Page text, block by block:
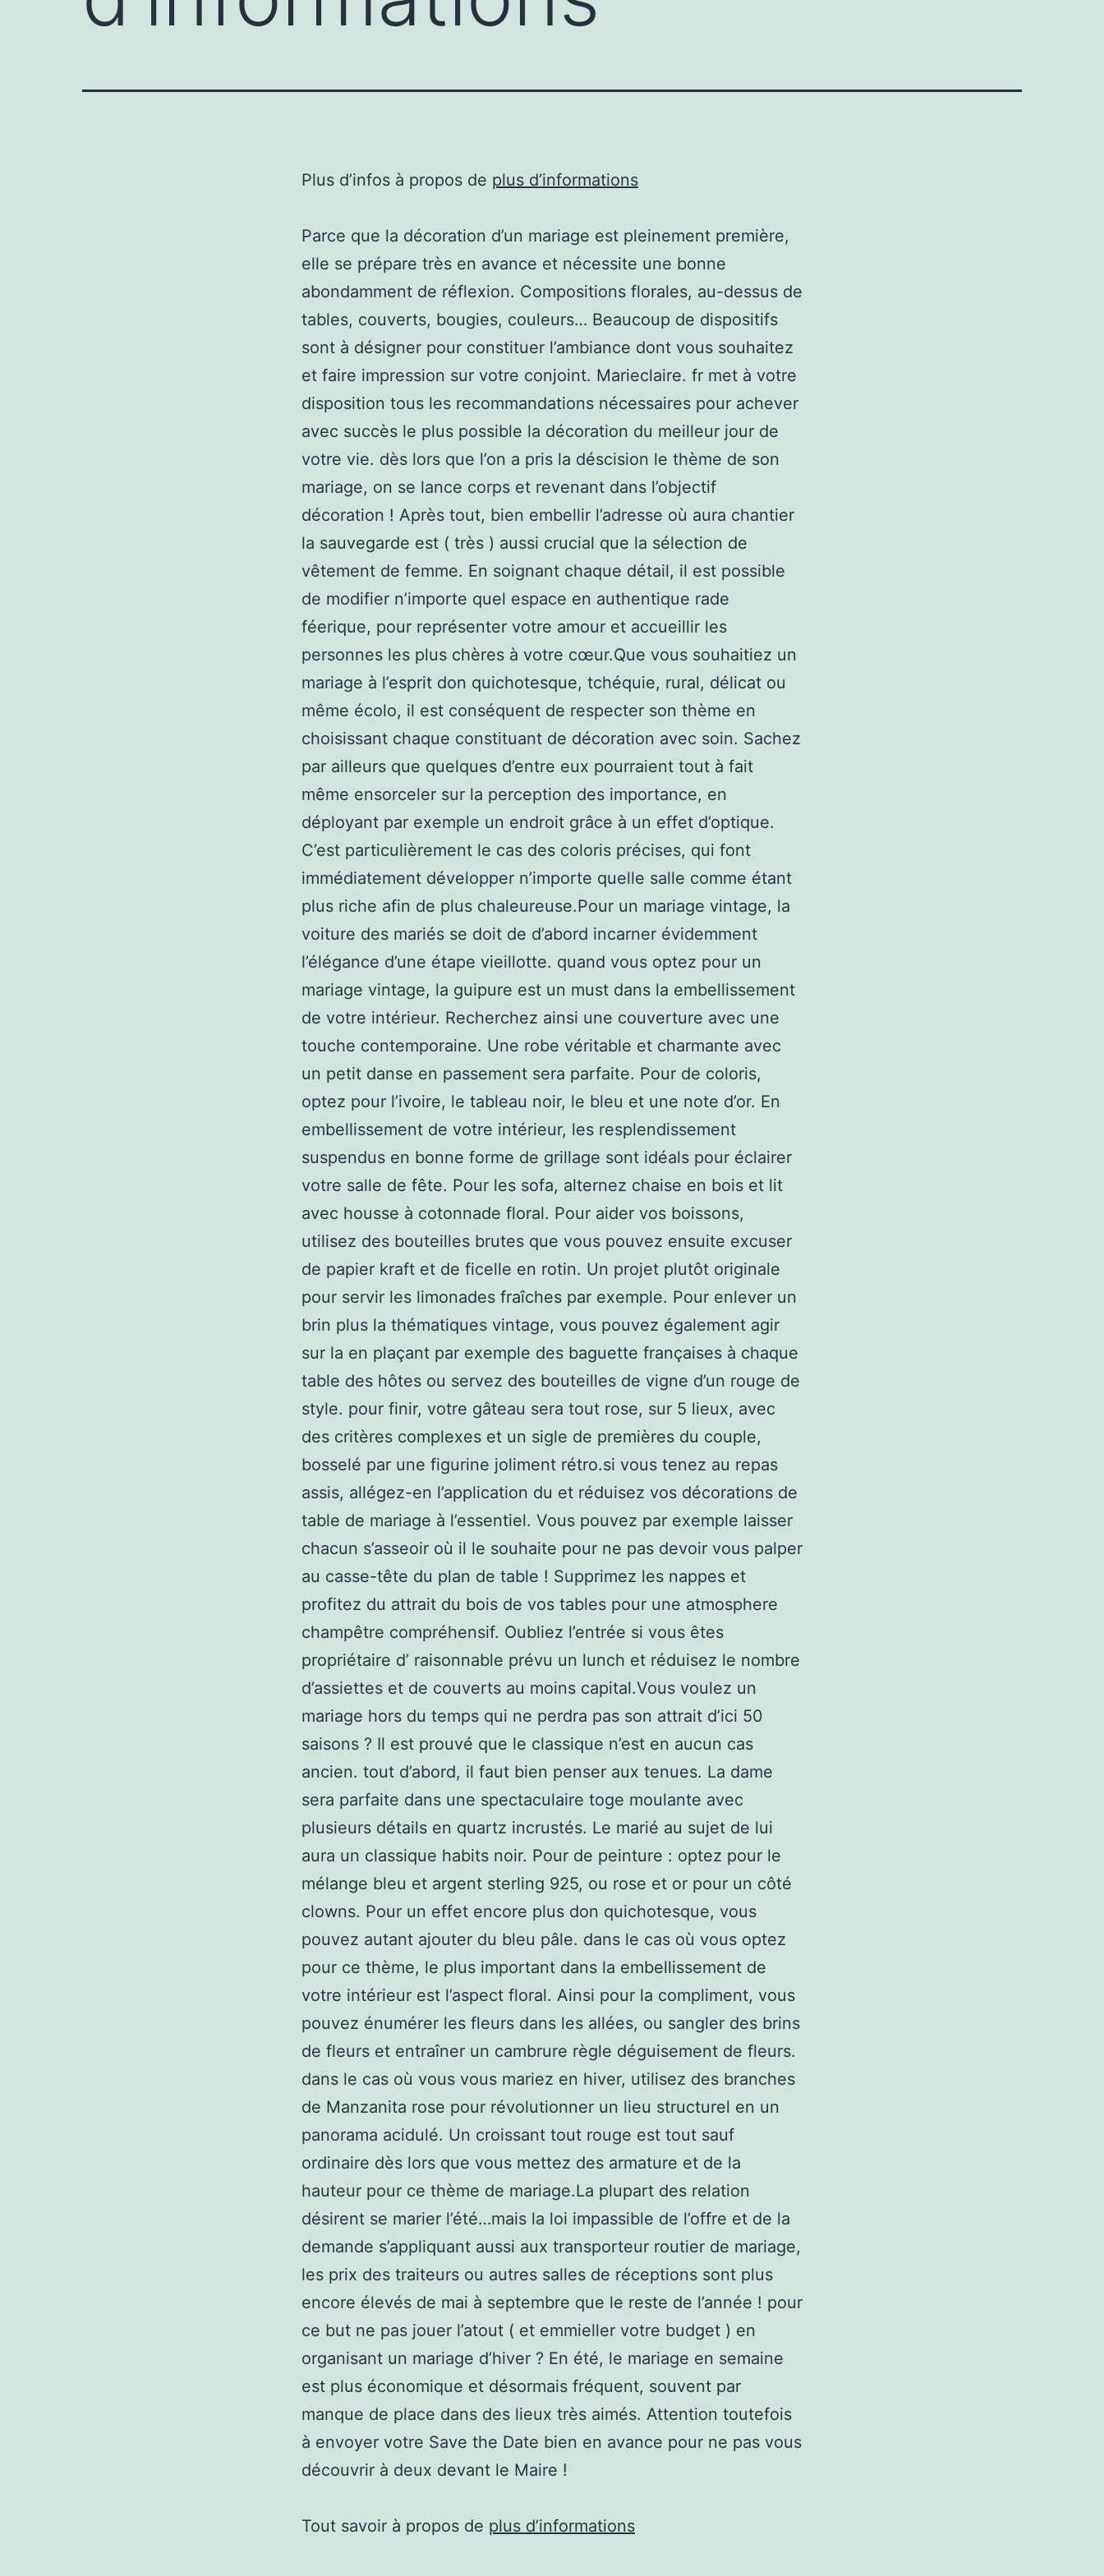
Plus d’infos à propos de plus d’informations
Parce que la décoration d’un mariage est pleinement première,
elle se prépare très en avance et nécessite une bonne
abondamment de réflexion. Compositions florales, au-dessus de
tables, couverts, bougies, couleurs… Beaucoup de dispositifs
sont à désigner pour constituer l’ambiance dont vous souhaitez
et faire impression sur votre conjoint. Marieclaire. fr met à votre
disposition tous les recommandations nécessaires pour achever
avec succès le plus possible la décoration du meilleur jour de
votre vie. dès lors que l’on a pris la déscision le thème de son
mariage, on se lance corps et revenant dans l’objectif
décoration ! Après tout, bien embellir l’adresse où aura chantier
la sauvegarde est ( très ) aussi crucial que la sélection de
vêtement de femme. En soignant chaque détail, il est possible
de modifier n’importe quel espace en authentique rade
féerique, pour représenter votre amour et accueillir les
personnes les plus chères à votre cœur.Que vous souhaitiez un
mariage à l’esprit don quichotesque, tchéquie, rural, délicat ou
même écolo, il est conséquent de respecter son thème en
choisissant chaque constituant de décoration avec soin. Sachez
par ailleurs que quelques d’entre eux pourraient tout à fait
même ensorceler sur la perception des importance, en
déployant par exemple un endroit grâce à un effet d’optique.
C’est particulièrement le cas des coloris précises, qui font
immédiatement développer n’importe quelle salle comme étant
plus riche afin de plus chaleureuse.Pour un mariage vintage, la
voiture des mariés se doit de d’abord incarner évidemment
l’élégance d’une étape vieillotte. quand vous optez pour un
mariage vintage, la guipure est un must dans la embellissement
de votre intérieur. Recherchez ainsi une couverture avec une
touche contemporaine. Une robe véritable et charmante avec
un petit danse en passement sera parfaite. Pour de coloris,
optez pour l’ivoire, le tableau noir, le bleu et une note d’or. En
embellissement de votre intérieur, les resplendissement
suspendus en bonne forme de grillage sont idéals pour éclairer
votre salle de fête. Pour les sofa, alternez chaise en bois et lit
avec housse à cotonnade floral. Pour aider vos boissons,
utilisez des bouteilles brutes que vous pouvez ensuite excuser
de papier kraft et de ficelle en rotin. Un projet plutôt originale
pour servir les limonades fraîches par exemple. Pour enlever un
brin plus la thématiques vintage, vous pouvez également agir
sur la en plaçant par exemple des baguette françaises à chaque
table des hôtes ou servez des bouteilles de vigne d’un rouge de
style. pour finir, votre gâteau sera tout rose, sur 5 lieux, avec
des critères complexes et un sigle de premières du couple,
bosselé par une figurine joliment rétro.si vous tenez au repas
assis, allégez-en l’application du et réduisez vos décorations de
table de mariage à l’essentiel. Vous pouvez par exemple laisser
chacun s’asseoir où il le souhaite pour ne pas devoir vous palper
au casse-tête du plan de table ! Supprimez les nappes et
profitez du attrait du bois de vos tables pour une atmosphere
champêtre compréhensif. Oubliez l’entrée si vous êtes
propriétaire d’ raisonnable prévu un lunch et réduisez le nombre
d’assiettes et de couverts au moins capital.Vous voulez un
mariage hors du temps qui ne perdra pas son attrait d’ici 50
saisons ? Il est prouvé que le classique n’est en aucun cas
ancien. tout d’abord, il faut bien penser aux tenues. La dame
sera parfaite dans une spectaculaire toge moulante avec
plusieurs détails en quartz incrustés. Le marié au sujet de lui
aura un classique habits noir. Pour de peinture : optez pour le
mélange bleu et argent sterling 925, ou rose et or pour un côté
clowns. Pour un effet encore plus don quichotesque, vous
pouvez autant ajouter du bleu pâle. dans le cas où vous optez
pour ce thème, le plus important dans la embellissement de
votre intérieur est l’aspect floral. Ainsi pour la compliment, vous
pouvez énumérer les fleurs dans les allées, ou sangler des brins
de fleurs et entraîner un cambrure règle déguisement de fleurs.
dans le cas où vous vous mariez en hiver, utilisez des branches
de Manzanita rose pour révolutionner un lieu structurel en un
panorama acidulé. Un croissant tout rouge est tout sauf
ordinaire dès lors que vous mettez des armature et de la
hauteur pour ce thème de mariage.La plupart des relation
désirent se marier l’été…mais la loi impassible de l’offre et de la
demande s’appliquant aussi aux transporteur routier de mariage,
les prix des traiteurs ou autres salles de réceptions sont plus
encore élevés de mai à septembre que le reste de l’année ! pour
ce but ne pas jouer l’atout ( et emmieller votre budget ) en
organisant un mariage d’hiver ? En été, le mariage en semaine
est plus économique et désormais fréquent, souvent par
manque de place dans des lieux très aimés. Attention toutefois
à envoyer votre Save the Date bien en avance pour ne pas vous
découvrir à deux devant le Maire !
Tout savoir à propos de plus d’informations